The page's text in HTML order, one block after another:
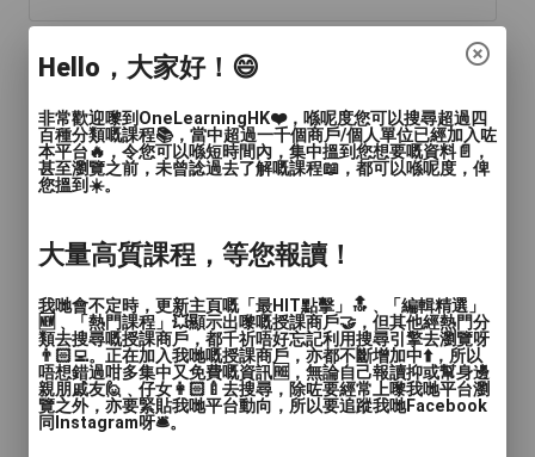
年齡範圍 : 兒童(15歲或以下)
語言: 廣東話
人數: 2至4人
價錢: $500 - $900
服務地區: 東區
Hello，大家好！😄
非常歡迎嚟到OneLearningHK❤️，喺呢度您可以搜尋超過四
百種分類嘅課程📚，當中超過一千個商戶/個人單位已經加入咗
本平台🔥，令您可以喺短時間內，集中搵到您想要嘅資料📄，
甚至瀏覽之前，未曾諗過去了解嘅課程📖，都可以喺呢度，俾
您搵到☀️。
大量高質課程，等您報讀！
我哋會不定時，更新主頁嘅「最HIT點擊」🔝﹑「編輯精選」
🆕﹑「熱門課程」💥顯示出嚟嘅授課商戶🤝，但其他經熱門分
類去搜尋嘅授課商戶，都千祈唔好忘記利用搜尋引擎去瀏覽呀
👨🏻‍💻。正在加入我哋嘅授課商戶，亦都不斷增加中⬆️，所以
唔想錯過咁多集中又免費嘅資訊🆓，無論自己報讀抑或幫身邊
親朋戚友🙋﹑仔女👩🏻‍🍼去搜尋，除咗要經常上嚟我哋平台瀏
覽之外，亦要緊貼我哋平台動向，所以要追蹤我哋Facebook
同Instagram呀🛎️。